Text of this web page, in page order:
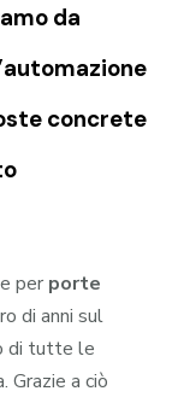
da
concrete
per porte
di anni sul
di tutte le
Grazie a ciò